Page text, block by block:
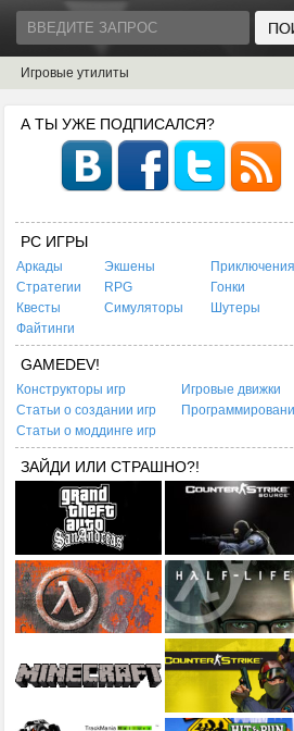
Игровые утилиты
А ТЫ УЖЕ ПОДПИСАЛСЯ?
PC ИГРЫ
Аркады Экшены
Приключения
Стратегии
RPG
Гонки
Квесты
Симуляторы
Шутеры
Файтинги
GAMEDEV!
Конструкторы игр
Игровые движки
Статьи о создании игр
Статьи о моддинге игр
ЗАЙДИ ИЛИ СТРАШНО?!